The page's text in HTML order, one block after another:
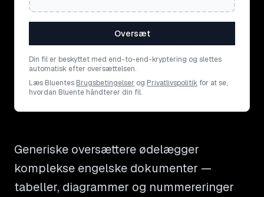
Oversæt
Din fil er beskyttet med end-to-end-kryptering og slettes
automatisk efter oversættelsen.
Læs Bluentes Brugsbetingelser og Privatlivspolitik for at se,
hvordan Bluente håndterer din fil.
Generiske oversættere ødelægger
komplekse engelske dokumenter —
tabeller, diagrammer og nummereringer